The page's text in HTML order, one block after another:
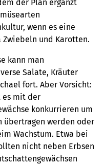
der Plan ergänzt
wenn es eine
und Karotten.
kann man
Salate, Kräuter
fort. Aber Vorsicht:
es mit der
konkurrieren um
übertragen werden oder
Wachstum. Etwa bei
nicht neben Erbsen